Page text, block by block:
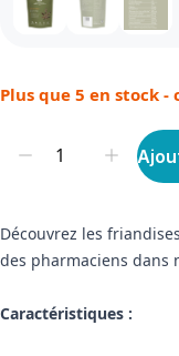
Plus que 5 en stock
Découvrez les
des pharmaciens dans
Caractéristiques :